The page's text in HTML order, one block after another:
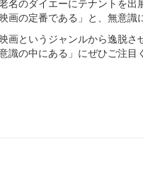
の定番である」と、無意識
というジャンルから逸脱
の中にある」にぜひご注目